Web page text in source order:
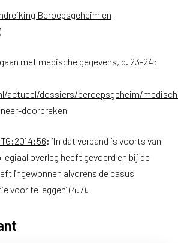
Beroepsgeheim en
met medische gegevens, p. 23-24;
actueel/dossiers/beroepsgeheim/
doorbreken
: ‘In dat verband is voorts van
overleg heeft gevoerd en bij de
ingewonnen alvorens de casus
voor te leggen’ (4.7).